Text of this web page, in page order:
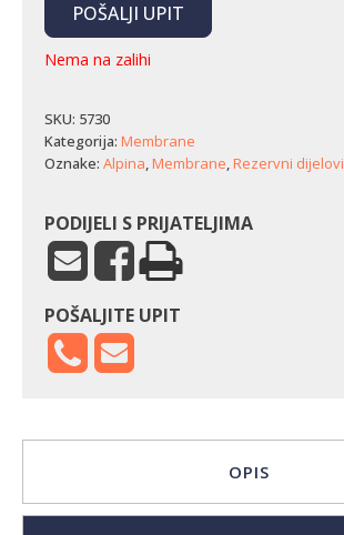
POŠALJI UPIT
Nema na zalihi
SKU: 5730
Kategorija: Membrane
Oznake: Alpina,Membrane,Rezervni dijelovi
PODIJELI S PRIJATELJIMA
POŠALJITE UPIT
OPIS